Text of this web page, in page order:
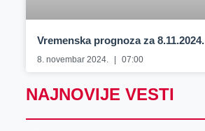
Vremenska prognoza za 8.11.2024.
8. novembar 2024. 07:00
NAJNOVIJE VESTI